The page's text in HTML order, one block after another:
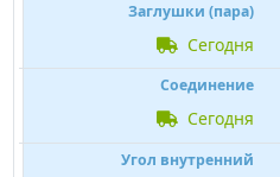
Заглушки (пара)
сегодня
Соединение
сегодня
Угол внутренний